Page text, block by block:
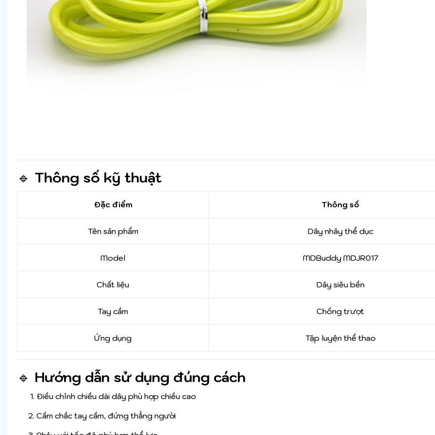
🔹 Thông số kỹ thuật
Đặc điểm Thông số
Tên sản phẩm Dây nhảy thể dục
Model MDBuddy MDJR017
Chất liệu Dây siêu bền
Tay cầm Chống trượt
Ứng dụng Tập luyện thể thao
🔹 Hướng dẫn sử dụng đúng cách
Điều chỉnh chiều dài dây phù hợp chiều cao
Cầm chắc tay cầm, đứng thẳng người